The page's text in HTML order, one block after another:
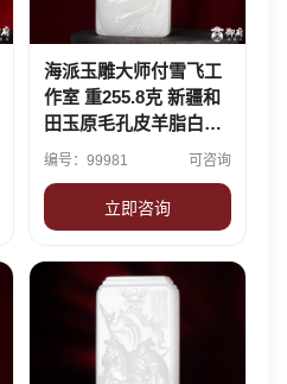
海派玉雕大师付雪飞工
作室 重255.8克 新疆和
田玉原毛孔皮羊脂白玉
籽料摆件 管鲍之交
编号：99981 可咨询
立即咨询